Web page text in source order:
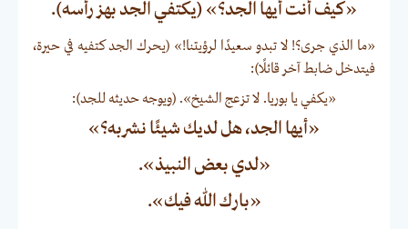
«كيف أنت أيها الجد؟» (يكتفي الجد بهز رأسه).
«ما الذي جرى؟! لا تبدو سعيدًا لرؤيتنا!» (يحرك الجد كتفيه في حيرة،
فيتدخل ضابط آخر قائلًا):
«يكفي يا بوريا. لا تزعج الشيخ». (ويوجه حديثه للجد):
«أيها الجد، هل لديك شيئًا نشربه؟»
«لدي بعض النبيذ».
«بارك الله فيك».